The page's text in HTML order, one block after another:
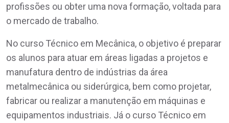
profissões ou obter uma nova formação, voltada para
o mercado de trabalho.
No curso Técnico em Mecânica, o objetivo é preparar
os alunos para atuar em áreas ligadas a projetos e
manufatura dentro de indústrias da área
metalmecânica ou siderúrgica, bem como projetar,
fabricar ou realizar a manutenção em máquinas e
equipamentos industriais. Já o curso Técnico em